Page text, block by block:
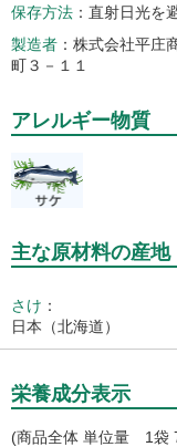
保存方法
直射日光を
製造者
株式会社平庄
町３－１１
アレルギー物質
主な原材料の産地
さけ ：
日本（北海道）
栄養成分表示
(商品全体 単位量 1袋